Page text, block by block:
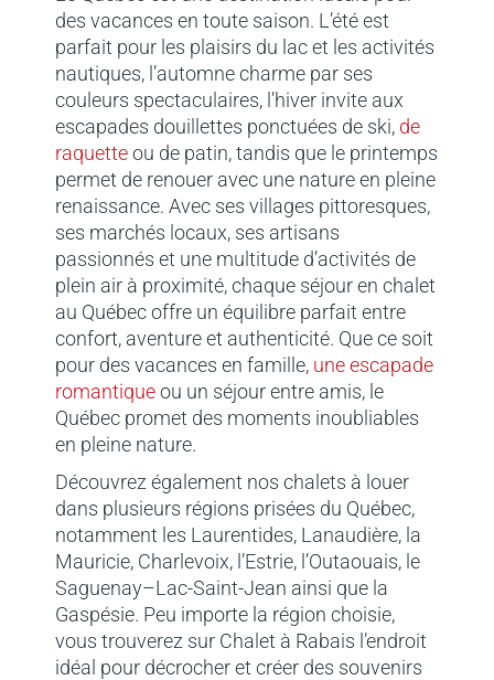
des vacances en toute saison. L’été est
parfait pour les plaisirs du lac et les activités
nautiques, l’automne charme par ses
couleurs spectaculaires, l’hiver invite aux
escapades douillettes ponctuées de ski, de
raquetteou de patin, tandis que le printemps
permet de renouer avec une nature en pleine
renaissance. Avec ses villages pittoresques,
ses marchés locaux, ses artisans
passionnés et une multitude d’activités de
plein air à proximité, chaque séjour en chalet
au Québec offre un équilibre parfait entre
confort, aventure et authenticité. Que ce soit
pour des vacances en famille, une escapade
romantiqueou un séjour entre amis, le
Québec promet des moments inoubliables
en pleine nature.
Découvrez également nos chalets à louer
dans plusieurs régions prisées du Québec,
notamment les Laurentides, Lanaudière, la
Mauricie, Charlevoix, l’Estrie, l’Outaouais, le
Saguenay–Lac-Saint-Jean ainsi que la
Gaspésie. Peu importe la région choisie,
vous trouverez sur Chalet à Rabais l’endroit
idéal pour décrocher et créer des souvenirs